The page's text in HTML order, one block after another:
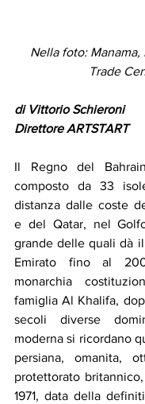
Nella foto:
Trade
di Vittorio Schieroni
Direttore ARTSTART
Il Regno del
composto da 33
distanza dalle coste
e del Qatar, nel
grande delle quali dà
Emirato fino al
monarchia
famiglia Al Khalifa,
secoli diverse
moderna si ricordano
persiana, omanita,
protettorato
1971, data della